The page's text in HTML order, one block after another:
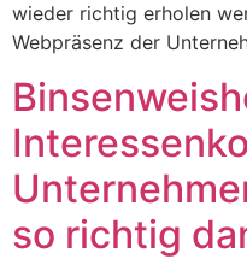
wieder richtig erholen
Webpräsenz der
so richtig